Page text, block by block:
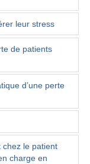
leur stress
de patients
d’une perte
chez le patient
charge en